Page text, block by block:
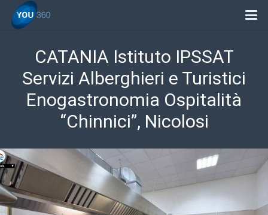
CATANIA Istituto IPSSAT
Servizi Alberghieri e Turistici
Enogastronomia Ospitalità
“Chinnici”, Nicolosi